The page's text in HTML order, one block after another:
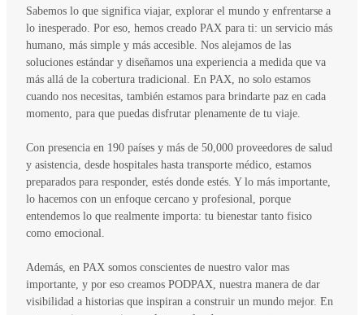
Sabemos lo que significa viajar, explorar el mundo y enfrentarse a
lo inesperado. Por eso, hemos creado PAX para ti: un servicio más
humano, más simple y más accesible. Nos alejamos de las
soluciones estándar y diseñamos una experiencia a medida que va
más allá de la cobertura tradicional. En PAX, no solo estamos
cuando nos necesitas, también estamos para brindarte paz en cada
momento, para que puedas disfrutar plenamente de tu viaje.
Con presencia en 190 países y más de 50,000 proveedores de salud
y asistencia, desde hospitales hasta transporte médico, estamos
preparados para responder, estés donde estés. Y lo más importante,
lo hacemos con un enfoque cercano y profesional, porque
entendemos lo que realmente importa: tu bienestar tanto fisico
como emocional.
Además, en PAX somos conscientes de nuestro valor mas
importante, y por eso creamos PODPAX, nuestra manera de dar
visibilidad a historias que inspiran a construir un mundo mejor. En